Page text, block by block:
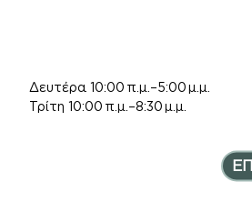
Inspired
Δευτέρα 10:00 π.μ.–5:00 μ.μ.
Τρίτη 10:00 π.μ.–8:30 μ.μ.